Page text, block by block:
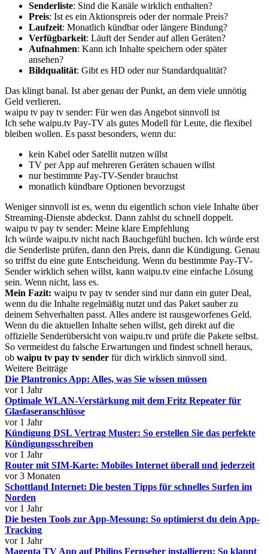
Senderliste: Sind die Kanäle wirklich enthalten?
Preis: Ist es ein Aktionspreis oder der normale Preis?
Laufzeit: Monatlich kündbar oder längere Bindung?
Verfügbarkeit: Läuft der Sender auf allen Geräten?
Aufnahmen: Kann ich Inhalte speichern oder später
ansehen?
Bildqualität: Gibt es HD oder nur Standardqualität?
Das klingt banal. Ist aber genau der Punkt, an dem viele unnötig
Geld verlieren.
waipu tv pay tv sender: Für wen das Angebot sinnvoll ist
Ich sehe waipu.tv Pay-TV als gutes Modell für Leute, die flexibel
bleiben wollen. Es passt besonders, wenn du:
kein Kabel oder Satellit nutzen willst
TV per App auf mehreren Geräten schauen willst
nur bestimmte Pay-TV-Sender brauchst
monatlich kündbare Optionen bevorzugst
Weniger sinnvoll ist es, wenn du eigentlich schon viele Inhalte über
Streaming-Dienste abdeckst. Dann zahlst du schnell doppelt.
waipu tv pay tv sender: Meine klare Empfehlung
Ich würde waipu.tv nicht nach Bauchgefühl buchen. Ich würde erst
die Senderliste prüfen, dann den Preis, dann die Kündigung. Genau
so triffst du eine gute Entscheidung. Wenn du bestimmte Pay-TV-
Sender wirklich sehen willst, kann waipu.tv eine einfache Lösung
sein. Wenn nicht, lass es.
Mein Fazit: waipu tv pay tv sender sind nur dann ein guter Deal,
wenn du die Inhalte regelmäßig nutzt und das Paket sauber zu
deinem Sehverhalten passt. Alles andere ist rausgeworfenes Geld.
Wenn du die aktuellen Inhalte sehen willst, geh direkt auf die
offizielle Senderübersicht von waipu.tv und prüfe die Pakete selbst.
So vermeidest du falsche Erwartungen und findest schnell heraus,
ob waipu tv pay tv sender für dich wirklich sinnvoll sind.
Weitere Beiträge
Die Plantronics App: Alles, was Sie wissen müssen
vor 1 Jahr
Optimale WLAN-Verstärkung mit dem Fritz Repeater für
Glasfaseranschlüsse
vor 1 Jahr
Kündigung DSL Vertrag Muster: So erstellen Sie das perfekte
Kündigungsschreiben
vor 1 Jahr
Router mit SIM-Karte: Mobiles Internet überall und jederzeit
vor 3 Monaten
Schottland Internet: Die besten Tipps für schnelles Surfen im
Norden
vor 1 Jahr
Die besten Tools zur App-Messung: So optimierst du dein App-
Tracking
vor 1 Jahr
Magenta TV App auf Philips Fernseher installieren: So klappt